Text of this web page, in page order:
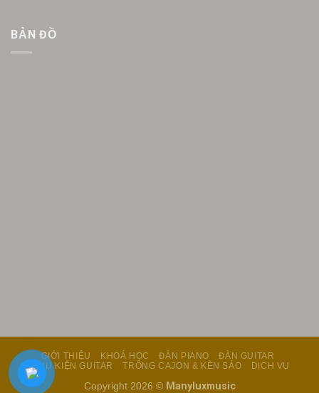
BẢN ĐỒ
GIỚI THIỆU KHOÁ HỌC ĐÀN PIANO
ĐÀN GUITAR
PHỤ KIỆN GUITAR
TRỐNG CAJON & KÈN SÁO DỊCH VỤ
Copyright 2026 © Manyluxmusic